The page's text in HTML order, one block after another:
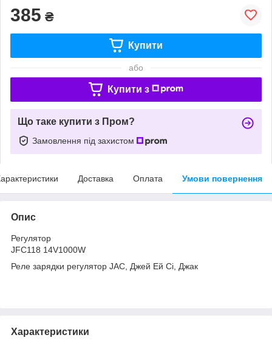
385 ₴
Купити
або
Купити з
Що таке купити з Пром?
Замовлення під захистом
Доставка Оплата Умови повернення
Опис
Регулятор
JFC118 14V1000W
Реле зарядки регулятор JAC, Джей Ей Сі, Джак
Характеристики